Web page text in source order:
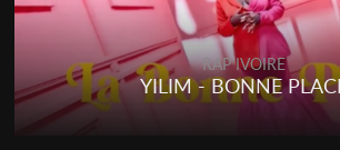
RAP IVOIRE
YILIM - BONNE